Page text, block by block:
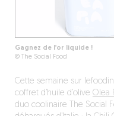
Gagnez de l’or liquide !
© The Social Food
Cette semaine sur
coffret d’huile d’olive Olea
duo coolinaire The Social